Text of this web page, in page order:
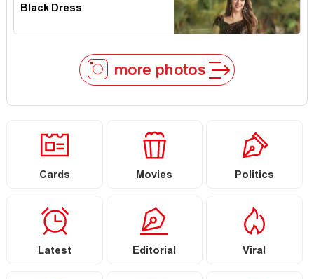
Black Dress
more photos
Cards Movies Politics
Latest Editorial Viral